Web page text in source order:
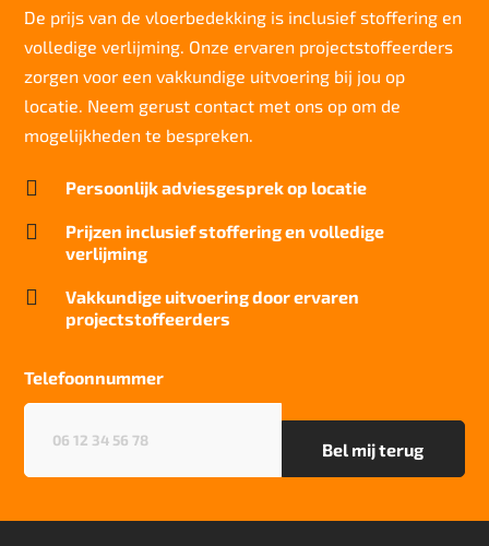
>7
Slijtvastheid NF EN 1307
klasse 33 LC 1+ Rolstoel A
Thermische weerstand
0,15 m²C° / W
23 dB
Brandwerend
Bfl-S1
Kwaliteitslabel GUT
66dd7DB1
sterk
Project gebruik
sterk
De prijs van de vloerbedekking is inclusief stoffering en
volledige verlijming. Onze ervaren projectstoffeerders
zorgen voor een vakkundige uitvoering bij jou op
locatie. Neem gerust contact met ons op om de
mogelijkheden te bespreken.
 Persoonlijk adviesgesprek op locatie

Prijzen inclusief stoffering en volledige
verlijming

Vakkundige uitvoering door ervaren
projectstoffeerders
Telefoonnummer